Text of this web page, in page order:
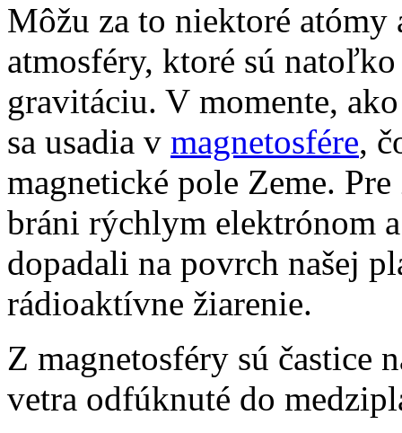
Môžu za to niektoré
atmosféry, ktoré sú
gravitáciu. V momente,
sa usadia v magnetosfére,
magnetické pole Zeme.
bráni rýchlym elektrónom
dopadali na povrch našej
rádioaktívne žiarenie.
Z magnetosféry sú častice
vetra odfúknuté do